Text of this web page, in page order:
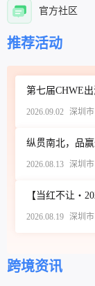
官方社区
立即扫码咨询
推荐活动
2026.09.02 深圳市
2026.08.13 深圳市
2026.08.19 深圳市
跨境资讯